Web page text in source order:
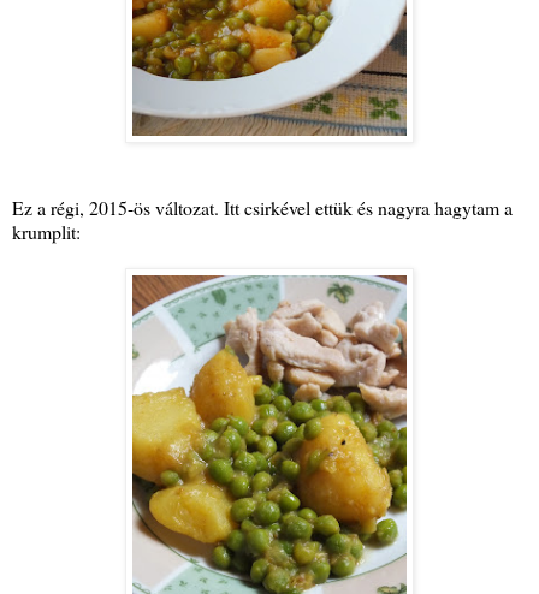
Ez a régi, 2015-ös változat. Itt csirkével ettük és nagyra hagytam a
krumplit: